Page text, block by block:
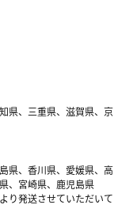
県、三重県、滋賀県、京
県、香川県、愛媛県、高
、宮崎県、鹿児島県
り発送させていただいて